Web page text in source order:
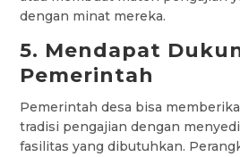
dengan minat mereka.
5. Mendapat
Pemerintah
Pemerintah desa bisa
tradisi pengajian dengan
fasilitas yang dibutuhkan.